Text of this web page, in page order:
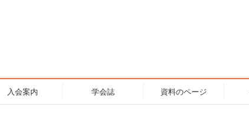
入会案内 学会誌 資料のページ